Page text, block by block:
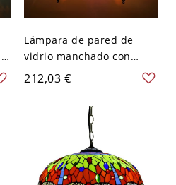
Lámpara de pared de
vidrio manchado con
globo bohemio de 2
cabezas para sala de
212,03 €